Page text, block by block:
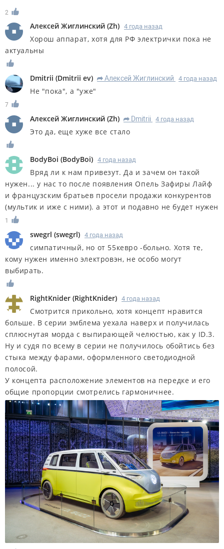
2
Алексей Жиглинский (Zh) 4 года назад
Хорош аппарат, хотя для РФ электрички пока не
актуальны
Dmitrii (Dmitrii ev) R Алексей Жиглинский 4 года назад
Не "пока", а "уже"
7
Алексей Жиглинский (Zh) R Dmitrii 4 года назад
Это да, еще хуже все стало
BodyBoi (BodyBoi) 4 года назад
Вряд ли к нам привезут. Да и зачем он такой
нужен... у нас то после появления Опель Зафиры Лайф
и французским братьев просели продажи конкурентов
(мультик и иже с ними). а этот и подавно не будет нужен
1
swegrl (swegrl) 4 года назад
симпатичный, но от 55кевро -больно. Хотя те,
кому нужен именно электровэн, не особо могут
выбирать.
RightKnider (RightKnider) 4 года назад
Смотрится прикольно, хотя концепт нравится
больше. В серии эмблема уехала наверх и получилась
сплюснутая морда с выпирающей челюстью, как у ID.3.
Ну и судя по всему в серии не получилось обойтись без
стыка между фарами, оформленного светодиодной
полосой.
У концепта расположение элементов на передке и его
общие пропорции смотрелись гармоничнее.